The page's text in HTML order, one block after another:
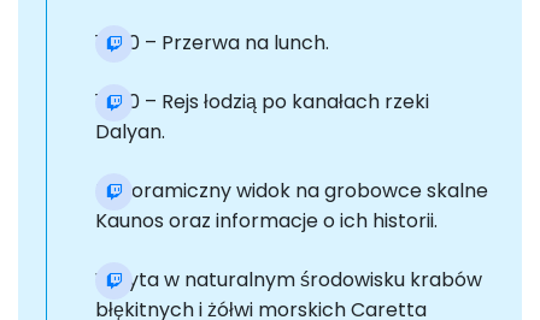
12:00 – Przerwa na lunch.
13:00 – Rejs łodzią po kanałach rzeki
Dalyan.
Panoramiczny widok na grobowce skalne
Kaunos oraz informacje o ich historii.
Wizyta w naturalnym środowisku krabów
błękitnych i żółwi morskich Caretta